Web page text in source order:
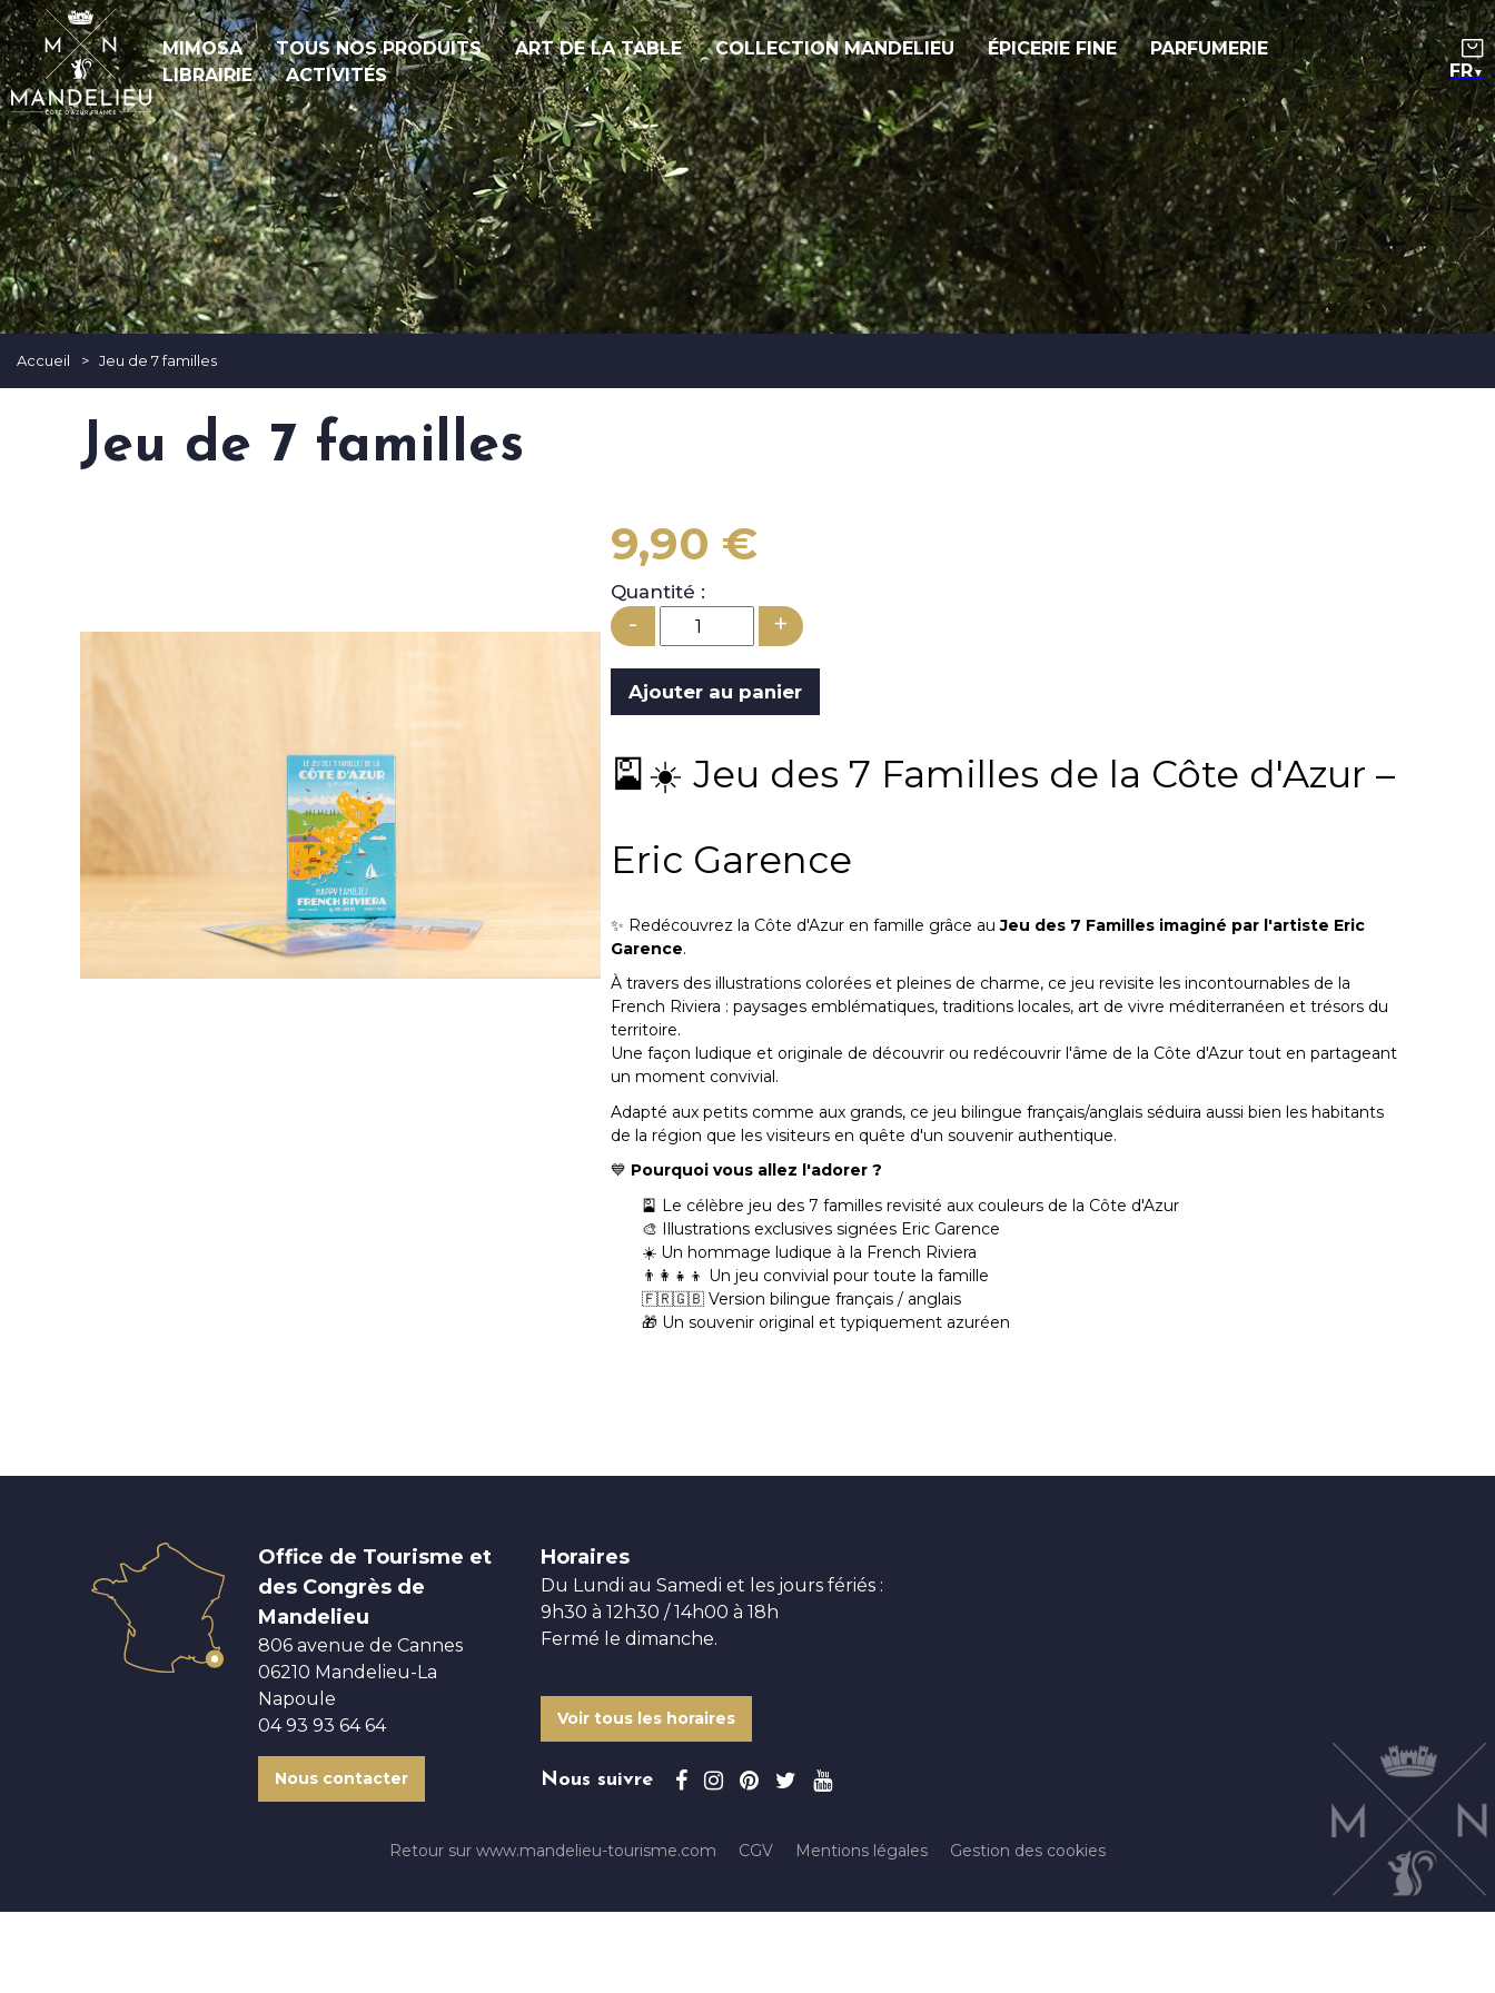
MIMOSA TOUS NOS PRODUITS ART DE LA TABLE COLLECTION MANDELIEU ÉPICERIE FINE
PARFUMERIE
LIBRAIRIE
ACTIVITÉS ▼
Accueil > Jeu de 7 familles
Jeu de 7 familles
9,90 €
Quantité :
- +
🎴☀️ Jeu des 7 Familles de la Côte d'Azur –
Eric Garence
✨ Redécouvrez la Côte d'Azur en famille grâce auJeu des 7 Familles imaginé par l'artiste Eric
Garence.
À travers des illustrations colorées et pleines de charme, ce jeu revisite les incontournables de la
French Riviera : paysages emblématiques, traditions locales, art de vivre méditerranéen et trésors du
territoire.
Une façon ludique et originale de découvrir ou redécouvrir l'âme de la Côte d'Azur tout en partageant
un moment convivial.
Adapté aux petits comme aux grands, ce jeu bilingue français/anglais séduira aussi bien les habitants
de la région que les visiteurs en quête d'un souvenir authentique.
💙 Pourquoi vous allez l'adorer ?
🎴 Le célèbre jeu des 7 familles revisité aux couleurs de la Côte d'Azur
🎨 Illustrations exclusives signées Eric Garence
☀️ Un hommage ludique à la French Riviera
👨‍👩‍👧‍👦 Un jeu convivial pour toute la famille
🇫🇷🇬🇧 Version bilingue français / anglais
🎁 Un souvenir original et typiquement azuréen
Office de Tourisme et
des Congrès de
Mandelieu
806 avenue de Cannes
06210 Mandelieu-La
Napoule
04 93 93 64 64
Nous contacter
Horaires
Du Lundi au Samedi et les jours fériés :
9h30 à 12h30 / 14h00 à 18h
Fermé le dimanche.
Voir tous les horaires
Nous suivre
Retour sur www.mandelieu-tourisme.com CGV Mentions légales Gestion des cookies